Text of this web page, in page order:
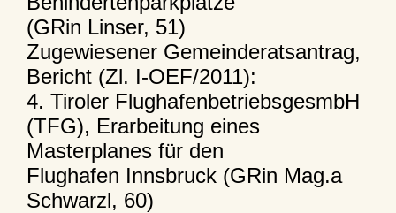
(GRin Linser, 51)
Zugewiesener Gemeinderatsantrag,
Bericht (Zl. I-OEF/2011):
4. Tiroler FlughafenbetriebsgesmbH
(TFG), Erarbeitung eines
Masterplanes für den
Flughafen Innsbruck (GRin Mag.a
Schwarzl, 60)